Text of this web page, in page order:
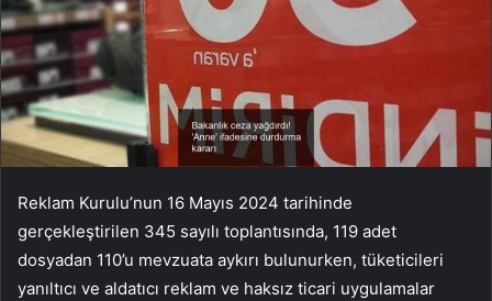
Reklam Kurulu’nun 16 Mayıs 2024 tarihinde
gerçekleştirilen 345 sayılı toplantısında, 119 adet
dosyadan 110’u mevzuata aykırı bulunurken, tüketicileri
yanıltıcı ve aldatıcı reklam ve haksız ticari uygulamalar